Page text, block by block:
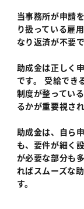
当事務所が申請
り扱っている雇
なり返済が不要で
助成金は正しく
です。 受給でき
制度が整ってい
るかが重要視さ
助成金は、自ら
も、要件が細く
が必要な部分も
ればスムーズな
す。